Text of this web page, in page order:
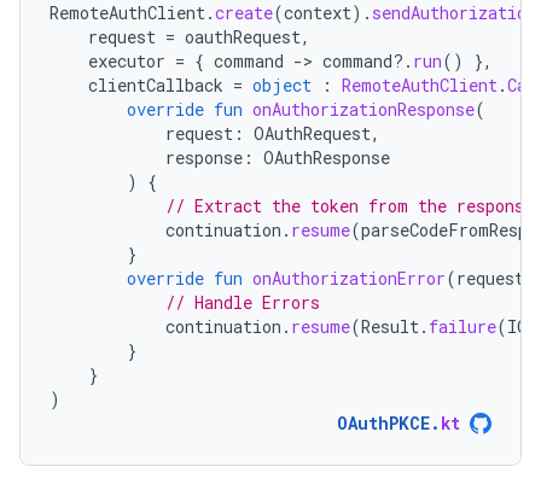
RemoteAuthClient.create(context).
request = oauthRequest,
executor = { command -> command?. run()
},
clientCallback = object : RemoteAuthClient.
override fun onAuthorizationResponse(
request : OAuthRequest,
response : OAuthResponse
)
{
// Extract the token from the
continuation . resume(
}
override fun onAuthorizationError(request
// Handle Errors
continuation . resume(Result. failure(
}
}
)
OAuthPKCE. kt